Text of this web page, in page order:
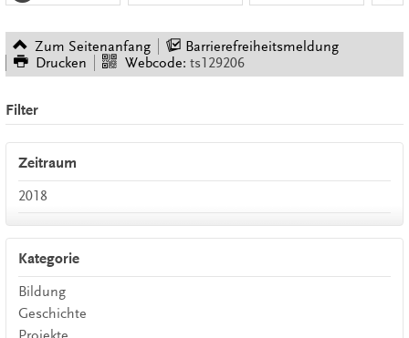
Zum Seitenanfang
Barrierefreiheitsmeldung
Drucken
Webcode: ts129206
Filter
Zeitraum
2018
Kategorie
Bildung
Geschichte